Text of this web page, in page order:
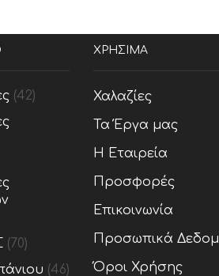
(42)
(70)
(46)
ΧΡΗΣΙΜΑ
Χαλαζίες
Τα Έργα μας
Η Εταιρεία
Προσφορές
Επικοινωνία
Προσωπικά
Όροι Χρήσης